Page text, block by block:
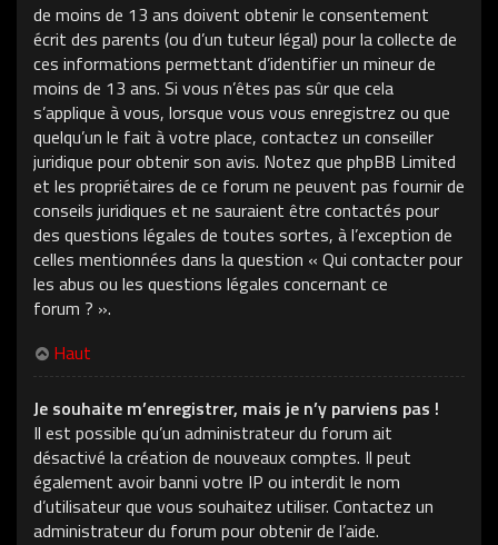
de moins de 13 ans doivent obtenir le consentement
écrit des parents (ou d’un tuteur légal) pour la collecte de
ces informations permettant d’identifier un mineur de
moins de 13 ans. Si vous n’êtes pas sûr que cela
s’applique à vous, lorsque vous vous enregistrez ou que
quelqu’un le fait à votre place, contactez un conseiller
juridique pour obtenir son avis. Notez que phpBB Limited
et les propriétaires de ce forum ne peuvent pas fournir de
conseils juridiques et ne sauraient être contactés pour
des questions légales de toutes sortes, à l’exception de
celles mentionnées dans la question « Qui contacter pour
les abus ou les questions légales concernant ce
forum ? ».
Haut
Je souhaite m’enregistrer, mais je n’y parviens pas !
Il est possible qu’un administrateur du forum ait
désactivé la création de nouveaux comptes. Il peut
également avoir banni votre IP ou interdit le nom
d’utilisateur que vous souhaitez utiliser. Contactez un
administrateur du forum pour obtenir de l’aide.